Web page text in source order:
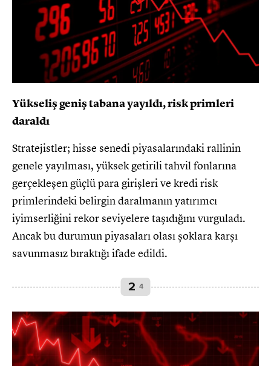
Yükseliş geniş tabana yayıldı, risk primleri
daraldı
Stratejistler; hisse senedi piyasalarındaki rallinin
genele yayılması, yüksek getirili tahvil fonlarına
gerçekleşen güçlü para girişleri ve kredi risk
primlerindeki belirgin daralmanın yatırımcı
iyimserliğini rekor seviyelere taşıdığını vurguladı.
Ancak bu durumun piyasaları olası şoklara karşı
savunmasız bıraktığı ifade edildi.
2 4